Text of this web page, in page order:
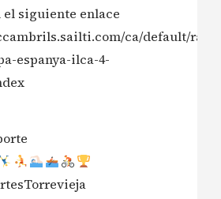
el siguiente enlace
ca/default/
espanya-ilca-4-